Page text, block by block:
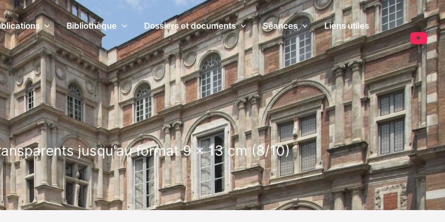
Bibliothèque Dossiers et documents Séances Liens utiles
jusqu'au format 9 x 13 cm (8/10)